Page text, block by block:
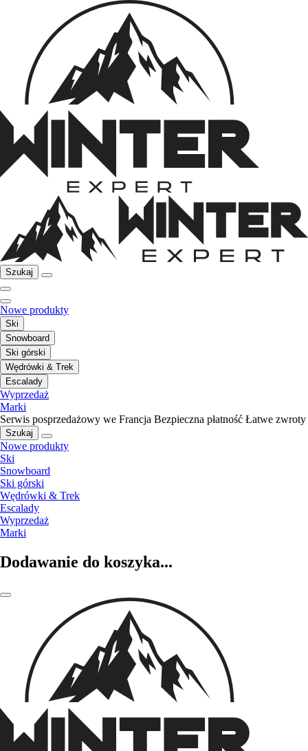
Szukaj
Nowe produkty
Ski
Snowboard
Ski górski
Wędrówki & Trek
Escalady
Wyprzedaż
Marki
Serwis posprzedażowy we Francja Bezpieczna płatność Łatwe zwroty
Szukaj
Nowe produkty
Ski
Snowboard
Ski górski
Wędrówki & Trek
Escalady
Wyprzedaż
Marki
Dodawanie do koszyka...